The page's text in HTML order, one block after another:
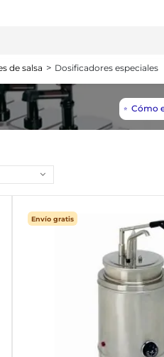
de salsa Dosificadores especiales
⭐️ Cómo
Envío gratis